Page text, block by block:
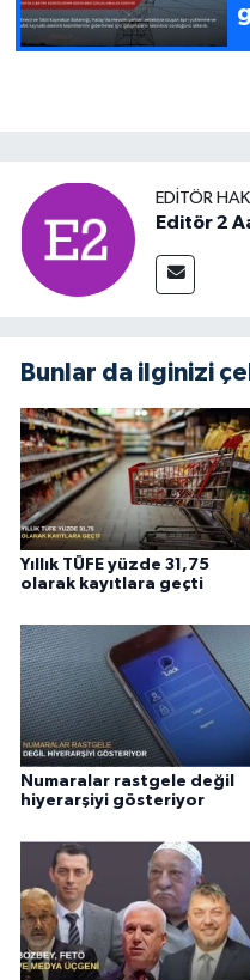
EDITÖR
Editör 2
Bunlar da ilginizi
Yıllık TÜFE yüzde 31,75
olarak kayıtlara geçti
Numaralar rastgele değil
hiyerarşiyi gösteriyor